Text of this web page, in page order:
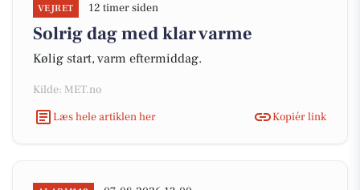
VEJRET 12 timer siden
Solrig dag med klar varme
Kølig start, varm eftermiddag.
Kilde: MET.no
Læs hele artiklen her
Kopiér link